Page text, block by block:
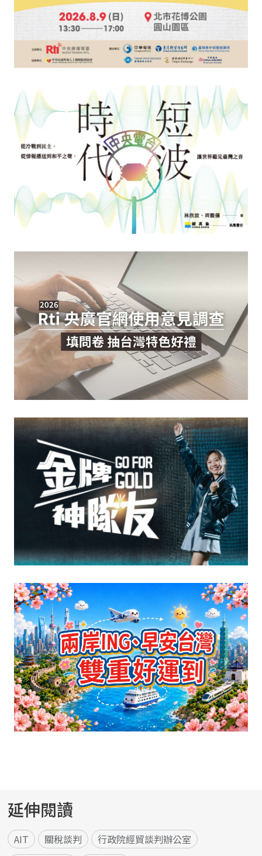
延伸閱讀
AIT 關稅談判
行政院經貿談判辦公室